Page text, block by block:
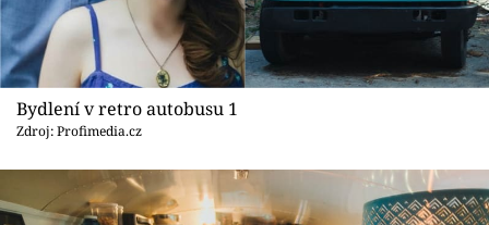
Zahrada
Design
Sledujte prima+
Přihlášení
Bydlení v retro autobusu 1
Zdroj: Profimedia.cz